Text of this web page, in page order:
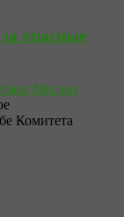
опасные
Москва
Комитета